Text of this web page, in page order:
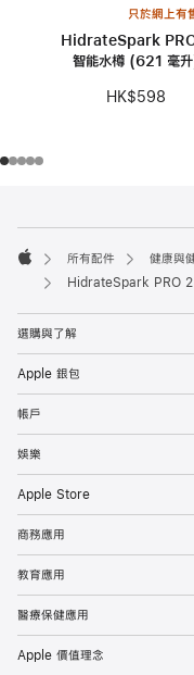
只於網上有
HidrateSpark
智能水樽 (621 毫
HK$598
腳
Apple
所有配件
健康與
HidrateSpark PRO
選購與了解
Apple 銀包
帳戶
娛樂
Apple Store
商務應用
教育應用
醫療保健應用
Apple 價值理念